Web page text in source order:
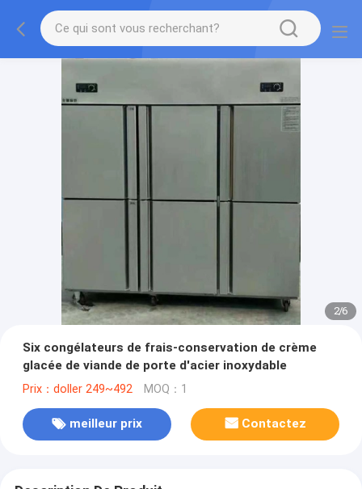
2/6
Six congélateurs de frais-conservation de crème
glacée de viande de porte d'acier inoxydable
Prix：doller 249~492 MOQ：1
meilleur prix Contactez